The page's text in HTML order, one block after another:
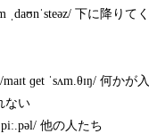
ˌdaʊnˈsteəz/ 下に降りてく
ɡet ˈsʌm.θɪŋ/ 何かが入
ない
他の人たち